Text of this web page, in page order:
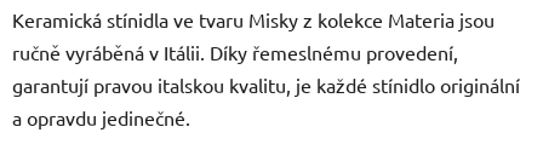
Keramická stínidla ve tvaru Misky z kolekce Materia jsou
ručně vyráběná v Itálii. Díky řemeslnému provedení,
garantují pravou italskou kvalitu, je každé stínidlo originální
a opravdu jedinečné.